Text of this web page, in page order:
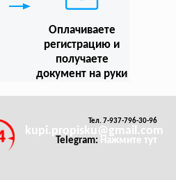
Оплачиваете
регистрацию и
получаете
документ на руки
Тел. 7-937-796-30-96
kupi.propisku@gmail.com
Telegram: Нажмите тут